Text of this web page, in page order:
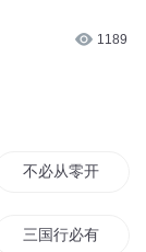
1189
不必从零开始的
三国行必有美女